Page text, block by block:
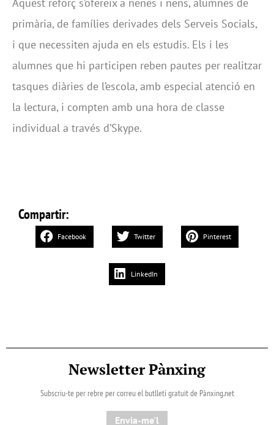
primària, de famílies derivades dels Serveis Socials,
i que necessiten ajuda en els estudis. Els i les
alumnes que hi participen reben pautes per realitzar
tasques diàries de l’escola, amb especial atenció en
la lectura, i compten amb una hora de classe
individual a través d’Skype.
Compartir:
Facebook Twitter Pinterest
LinkedIn
Newsletter Pànxing
Subscriu-te per rebre per correu el butlletí gratuït de Pànxing.net​
Envia-me'l